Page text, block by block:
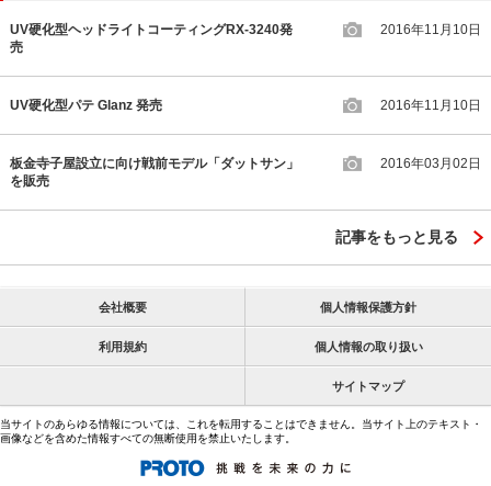
UV硬化型ヘッドライトコーティングRX-3240発
売
2016年11月10日
UV硬化型パテ Glanz 発売 2016年11月10日
板金寺子屋設立に向け戦前モデル「ダットサン」
を販売
2016年03月02日
記事をもっと見る
会社概要 個人情報保護方針
利用規約 個人情報の取り扱い
サイトマップ
当サイトのあらゆる情報については、これを転用することはできません。当サイト上のテキスト・
画像などを含めた情報すべての無断使用を禁止いたします。